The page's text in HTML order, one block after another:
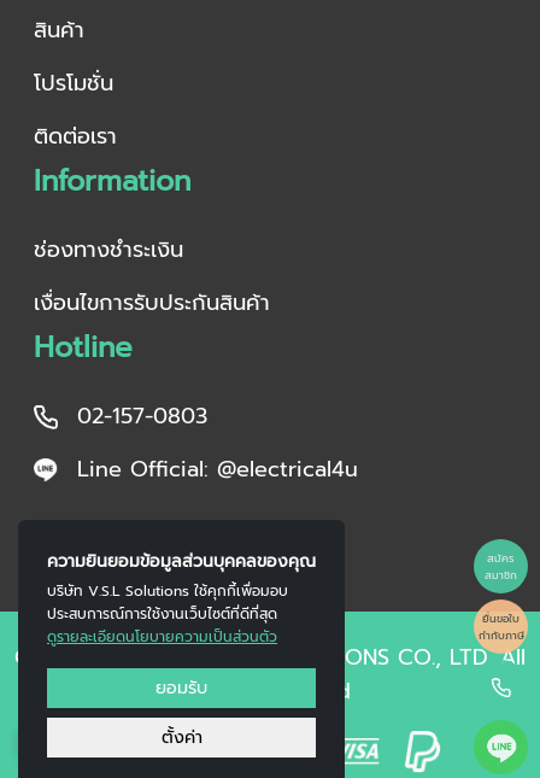
สมัคร
สมาชิก
ยื่นขอใบ
กำกับภาษี
0
ความยินยอมข้อมูลส่วนบุคคลของคุณ
บริษัท V.S.L Solutions ใช้คุกกี้เพื่อมอบ
ประสบการณ์การใช้งานเว็บไซต์ที่ดีที่สุด
ดูรายละเอียดนโยบายความเป็นส่วนตัว
ยอมรับ
ตั้งค่า
สินค้า
โปรโมชั่น
ติดต่อเรา
Information
ช่องทางชำระเงิน
เงื่อนไขการรับประกันสินค้า
Hotline
02-157-0803
Line Official: @electrical4u
Copyright © 2023 V.S.L SOLUTIONS CO., LTD. All
Right Reserved